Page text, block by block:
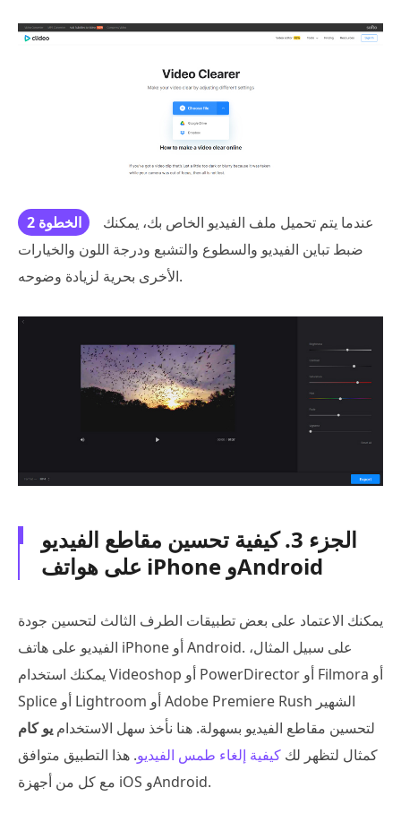
الخطوة 2
عندما يتم تحميل ملف الفيديو الخاص بك، يمكنك
ضبط تباين الفيديو والسطوع والتشبع ودرجة اللون والخيارات
الأخرى بحرية لزيادة وضوحه.
الجزء 3. كيفية تحسين مقاطع الفيديو
على هواتف iPhone وAndroid
يمكنك الاعتماد على بعض تطبيقات الطرف الثالث لتحسين جودة
الفيديو على هاتف iPhone أو Android. على سبيل المثال،
يمكنك استخدام Videoshop أو PowerDirector أو Filmora أو
Splice أو Lightroom أو Adobe Premiere Rush الشهير
لتحسين مقاطع الفيديو بسهولة. هنا نأخذ سهل الاستخدام يو كام
كمثال لتظهر لك كيفية إلغاء طمس الفيديو. هذا التطبيق متوافق
مع كل من أجهزة iOS وAndroid.